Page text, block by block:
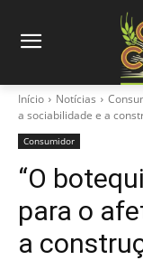
Início Notícias
a sociabilidade e a
Consumidor
“O
para o
a